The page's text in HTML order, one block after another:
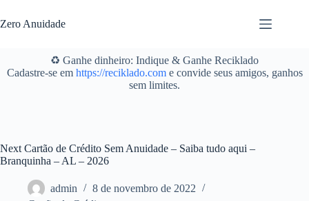
para
o
Zero Anuidade
♻️ Ganhe dinheiro: Indique & Ganhe Reciklado
Cadastre-se em https://reciklado.come convide seus amigos, ganhos
sem limites.
Next Cartão de Crédito Sem Anuidade – Saiba tudo aqui –
Branquinha – AL – 2026
admin
8 de novembro de 2022